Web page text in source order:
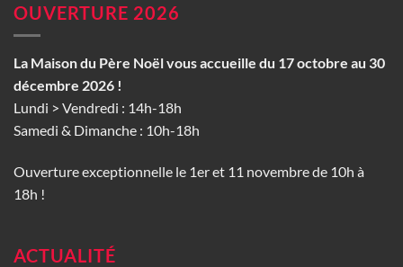
OUVERTURE 2026
La Maison du Père Noël vous accueille du 17 octobre au 30
décembre 2026 !
Lundi > Vendredi : 14h-18h
Samedi & Dimanche : 10h-18h
Ouverture exceptionnelle le 1er et 11 novembre de 10h à
18h !
ACTUALITÉ